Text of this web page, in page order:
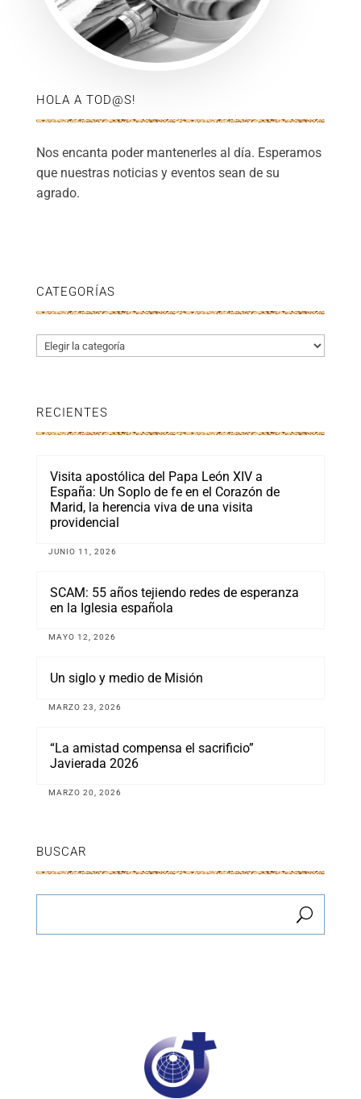
HOLA A TOD@S!
Nos encanta poder mantenerles al día. Esperamos
que nuestras noticias y eventos sean de su
agrado.
CATEGORÍAS
Categorías
RECIENTES
Visita apostólica del Papa León XIV a
España: Un Soplo de fe en el Corazón de
Marid, la herencia viva de una visita
providencial
JUNIO 11, 2026
SCAM: 55 años tejiendo redes de esperanza
en la Iglesia española
MAYO 12, 2026
Un siglo y medio de Misión
MARZO 23, 2026
“La amistad compensa el sacrificio”
Javierada 2026
MARZO 20, 2026
BUSCAR